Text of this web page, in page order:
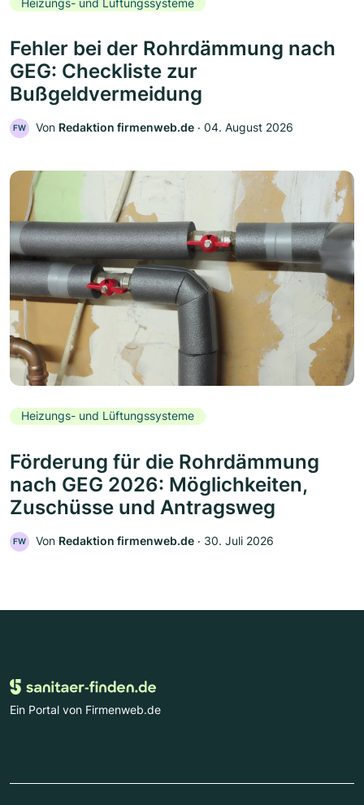
Fehler bei der Rohrdämmung nach
GEG: Checkliste zur
Bußgeldvermeidung
FW Von Redaktion firmenweb.de ‧ 04. August 2026
Heizungs- und Lüftungssysteme
Förderung für die Rohrdämmung
nach GEG 2026: Möglichkeiten,
Zuschüsse und Antragsweg
FW Von Redaktion firmenweb.de ‧ 30. Juli 2026
Ein Portal von Firmenweb.de